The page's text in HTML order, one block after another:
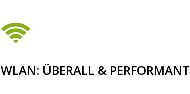
WLAN: ÜBERALL & PERFORMANT